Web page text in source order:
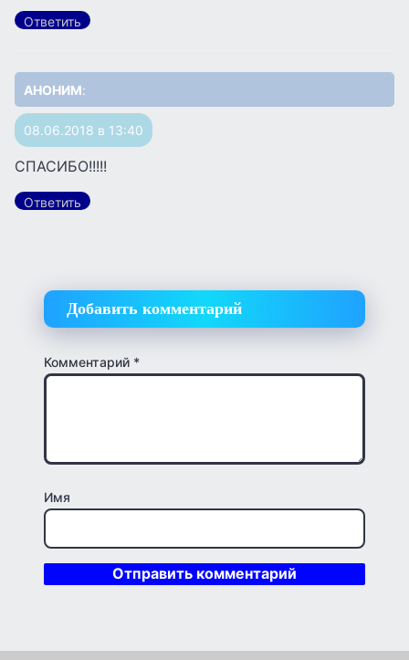
Ответить
АНОНИМ:
08.06.2018 в 13:40
СПАСИБО!!!!!
Ответить
Добавить комментарий
Комментарий *
Имя